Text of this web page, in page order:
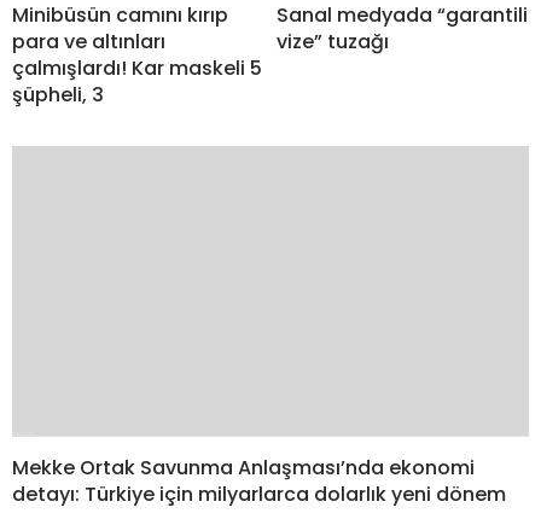
Minibüsün camını kırıp
para ve altınları
çalmışlardı! Kar maskeli 5
şüpheli, 3
Sanal medyada “garantili
vize” tuzağı
Mekke Ortak Savunma Anlaşması’nda ekonomi
detayı: Türkiye için milyarlarca dolarlık yeni dönem